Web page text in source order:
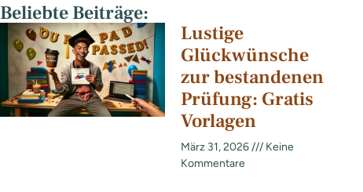
Beliebte Beiträge:
Lustige
Glückwünsche
zur bestandenen
Prüfung: Gratis
Vorlagen
März 31, 2026
Keine
Kommentare